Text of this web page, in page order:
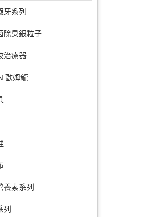
牙系列
除臭銀粒子
治療器
歐姆龍
養素系列
列